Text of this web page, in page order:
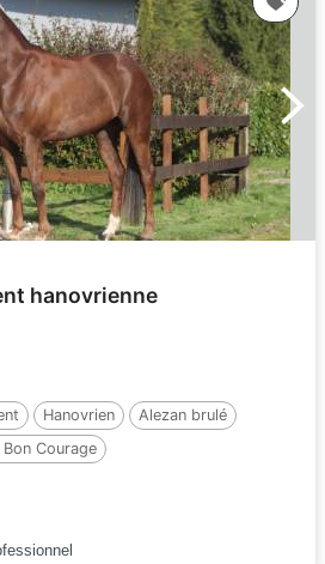
hanovrienne
Hanovrien
Alezan brulé
Bon Courage